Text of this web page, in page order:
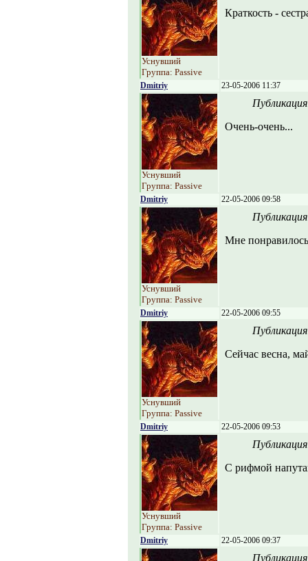
Уснувший
Группа: Passive
Краткость -
Dmitriy 23-05-2006 11:37
Уснувший
Группа: Passive
Очень-очень...
Dmitriy 22-05-2006 09:58
Уснувший
Группа: Passive
Мне
Dmitriy 22-05-2006 09:55
Уснувший
Группа: Passive
Сейчас весна,
Dmitriy 22-05-2006 09:53
Уснувший
Группа: Passive
С рифмой
Dmitriy 22-05-2006 09:37